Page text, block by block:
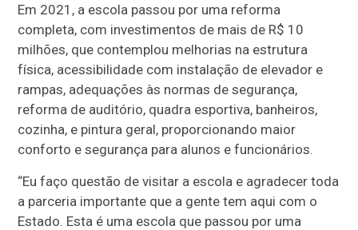
Em 2021, a escola passou por uma reforma
completa, com investimentos de mais de R$ 10
milhões, que contemplou melhorias na estrutura
física, acessibilidade com instalação de elevador e
rampas, adequações às normas de segurança,
reforma de auditório, quadra esportiva, banheiros,
cozinha, e pintura geral, proporcionando maior
conforto e segurança para alunos e funcionários.
“Eu faço questão de visitar a escola e agradecer toda
a parceria importante que a gente tem aqui com o
Estado. Esta é uma escola que passou por uma